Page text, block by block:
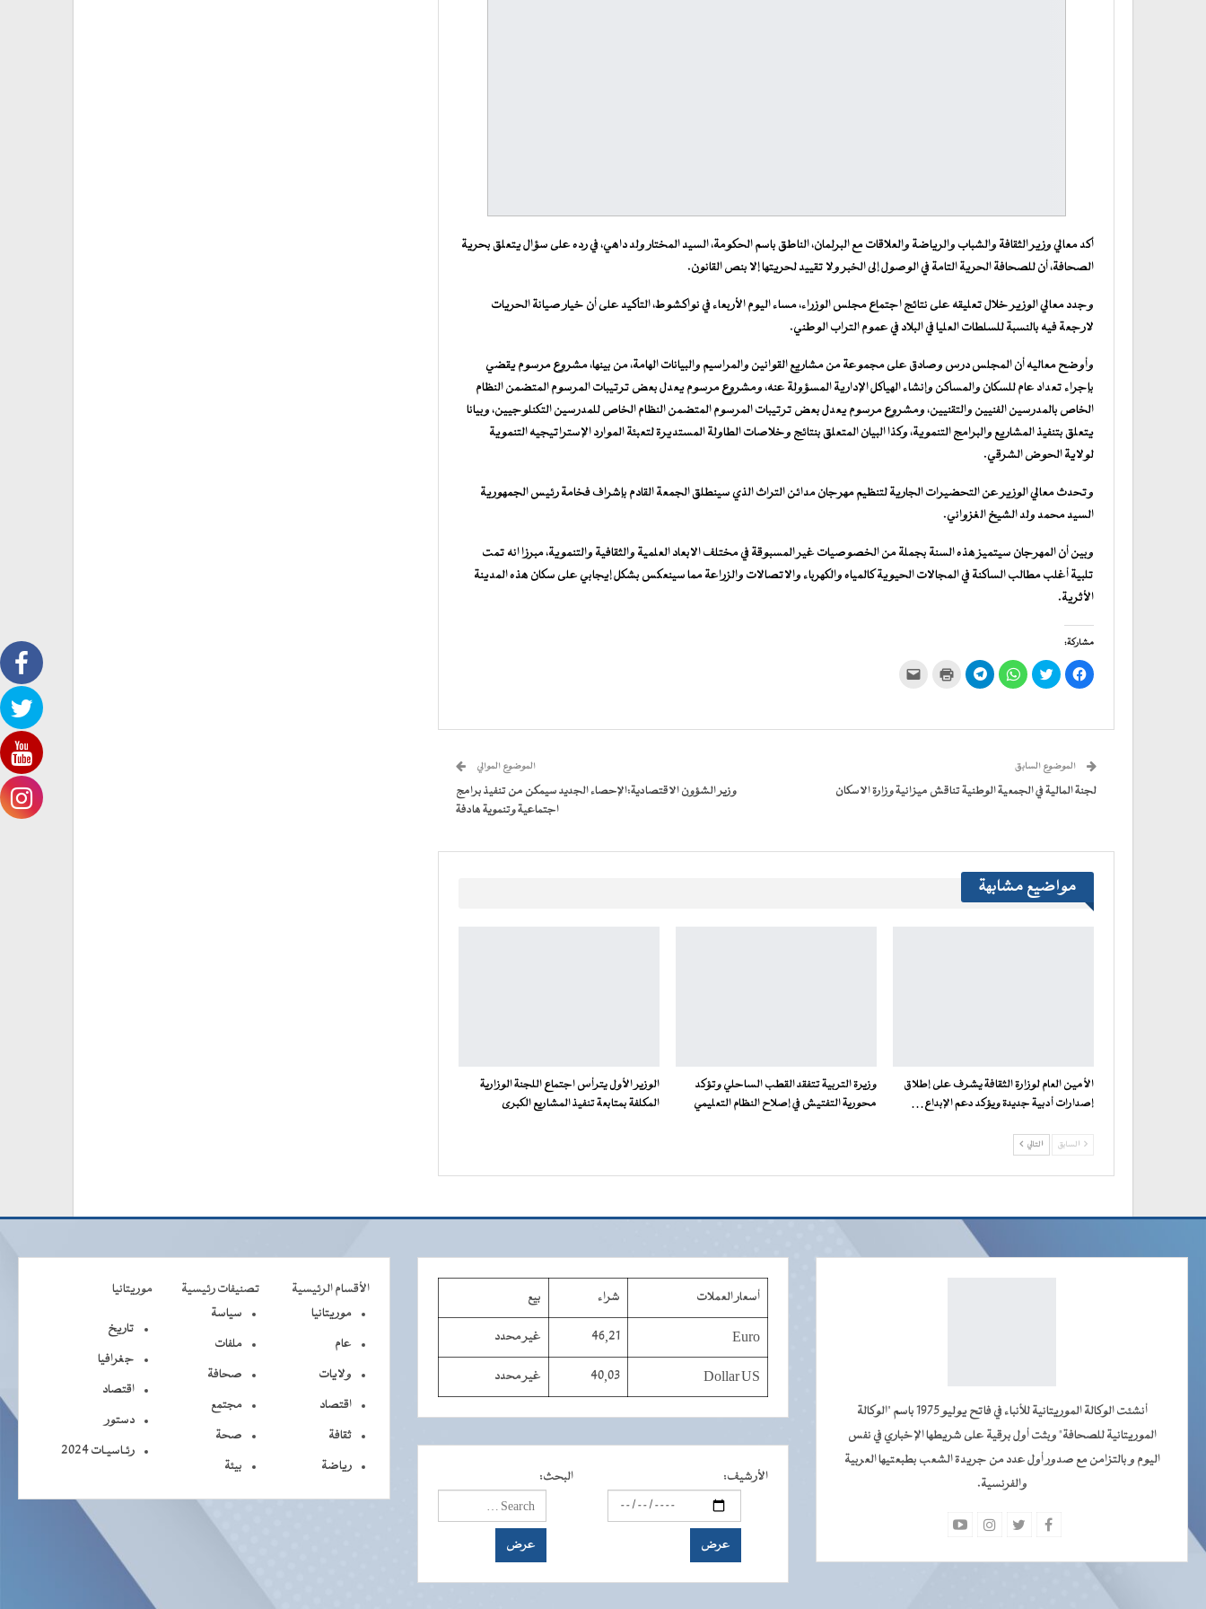
أكد معالي وزير الثقافة والشباب والرياضة والعلاقات مع البرلمان، الناطق باسم الحكومة، السيد المختار ولد داهي، في رده على سؤال يتعلق بحرية
الصحافة، أن للصحافة الحرية التامة في الوصول إلى الخبر ولا تقييد لحريتها إلا بنص القانون.
وجدد معالي الوزير خلال تعليقه على نتائج اجتماع مجلس الوزراء، مساء اليوم الأربعاء في نواكشوط، التأكيد على أن خيار صيانة الحريات
لارجعة فيه بالنسبة للسلطات العليا في البلاد في عموم التراب الوطني.
وأوضح معاليه أن المجلس درس وصادق على مجموعة من مشاريع القوانين والمراسيم والبيانات الهامة، من بينها، مشروع مرسوم يقضي
بإجراء تعداد عام للسكان والمساكن وإنشاء الهياكل الإدارية المسؤولة عنه، ومشروع مرسوم يعدل بعض ترتيبات المرسوم المتضمن النظام
الخاص بالمدرسين الفنيين والتقنيين، ومشروع مرسوم يعدل بعض ترتيبات المرسوم المتضمن النظام الخاص للمدرسين التكنلوجيين، وبيانا
يتعلق بتنفيذ المشاريع والبرامج التنموية، وكذا البيان المتعلق بنتائج وخلاصات الطاولة المستديرة لتعبئة الموارد الإستراتيجيه التنموية
لولاية الحوض الشرقي.
وتحدث معالي الوزير عن التحضيرات الجارية لتنظيم مهرجان مدائن التراث الذي سينطلق الجمعة القادم بإشراف فخامة رئيس الجمهورية
السيد محمد ولد الشيخ الغزواني.
وبين أن المهرجان سيتميز هذه السنة بجملة من الخصوصيات غير المسبوقة في مختلف الابعاد العلمية والثقافية والتنموية، مبرزا انه تمت
تلبية أغلب مطالب الساكنة في المجالات الحيوية كالمياه والكهرباء والاتصالات والزراعة مما سينعكس بشكل إيجابي على سكان هذه المدينة
الأثرية.
مشاركة:
انقر
للمشاركة
على
اضغط
للمشاركة
على
انقر
للمشاركة
على
انقر
للمشاركة
اضغط
للطباعة
جديدة)
الموضوع السابق
لجنة المالية في الجمعية الوطنية تناقش ميزانية وزارة الاسكان
الموضوع الموالي
وزير الشؤون الاقتصادية:الإحصاء الجديد سيمكن من تنفيذ برامج
اجتماعية وتنموية هادفة
مواضيع مشابهة
الأمين العام لوزارة الثقافة يشرف على إطلاق
إصدارات أدبية جديدة ويؤكد دعم الإبداع…
وزيرة التربية تتفقد القطب الساحلي وتؤكد
محورية التفتيش في إصلاح النظام التعليمي
الوزير الأول يترأس اجتماع اللجنة الوزارية
المكلفة بمتابعة تنفيذ المشاريع الكبرى
السابق التالي
أنشئت الوكالة الموريتانية للأنباء في فاتح يوليو 1975 باسم "الوكالة
الموريتانية للصحافة" وبثت أول برقية على شريطها الإخباري في نفس
اليوم و بالتزامن مع صدور أول عدد من جريدة الشعب بطبعتيها العربية
والفرنسية.
أسعار العملات شراء بيع
Euro
46,21 غير محدد
Dollar US
40,03 غير محدد
الأرشيف: البحث:
الأقسام الرئيسية تصنيفات رئيسية
موريتانيا
موريتانيا
عام
ولايات
اقتصاد
ثقافة
رياضة
سياسة
ملفات
صحافة
مجتمع
صحة
بيئة
تاريخ
جغرافيا
اقتصاد
دستور
رئـاسيـات 2024